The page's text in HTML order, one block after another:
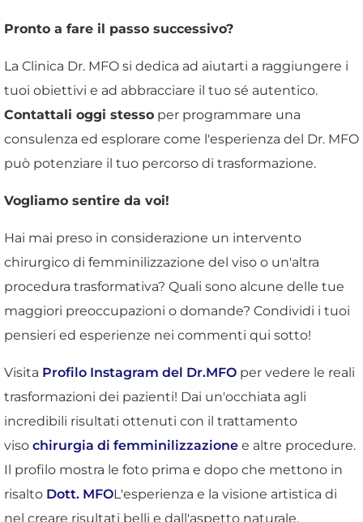
Pronto a fare il passo successivo?
La Clinica Dr. MFO si dedica ad aiutarti a raggiungere i
tuoi obiettivi e ad abbracciare il tuo sé autentico.
Contattali oggi stesso per programmare una
consulenza ed esplorare come l'esperienza del Dr. MFO
può potenziare il tuo percorso di trasformazione.
Vogliamo sentire da voi!
Hai mai preso in considerazione un intervento
chirurgico di femminilizzazione del viso o un'altra
procedura trasformativa? Quali sono alcune delle tue
maggiori preoccupazioni o domande? Condividi i tuoi
pensieri ed esperienze nei commenti qui sotto!
Visita Profilo Instagram del Dr.MFO per vedere le reali
trasformazioni dei pazienti! Dai un'occhiata agli
incredibili risultati ottenuti con il trattamento
viso chirurgia di femminilizzazione e altre procedure.
Il profilo mostra le foto prima e dopo che mettono in
risalto Dott. MFOL'esperienza e la visione artistica di
nel creare risultati belli e dall'aspetto naturale.